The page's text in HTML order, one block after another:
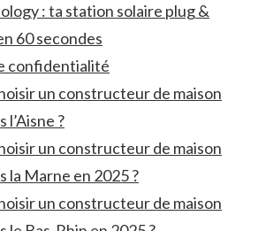
: ta station solaire plug &
60 secondes
confidentialité
un constructeur de maison
l’Aisne ?
un constructeur de maison
la Marne en 2025 ?
un constructeur de maison